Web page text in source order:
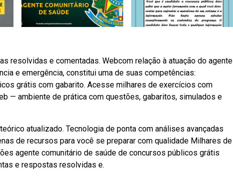
resolvidas e comentadas. Webcom relação à atuação do agente
e emergência, constitui uma de suas competências:
grátis com gabarito. Acesse milhares de exercícios com
— ambiente de prática com questões, gabaritos, simulados e
atualizado. Tecnologia de ponta com análises avançadas
de recursos para você se preparar com qualidade Milhares de
agente comunitário de saúde de concursos públicos grátis
e respostas resolvidas e.